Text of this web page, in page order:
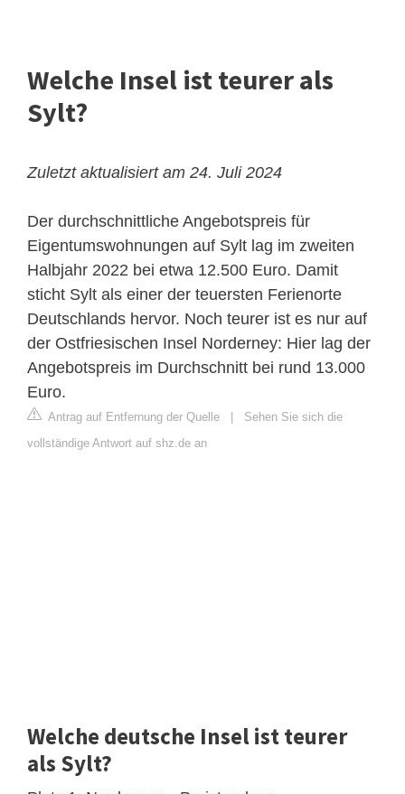
Welche Insel ist teurer als
Sylt?
Zuletzt aktualisiert am 24. Juli 2024
Der durchschnittliche Angebotspreis für
Eigentumswohnungen auf Sylt lag im zweiten
Halbjahr 2022 bei etwa 12.500 Euro. Damit
sticht Sylt als einer der teuersten Ferienorte
Deutschlands hervor. Noch teurer ist es nur auf
der Ostfriesischen Insel Norderney: Hier lag der
Angebotspreis im Durchschnitt bei rund 13.000
Euro.
Antrag auf Entfernung der Quelle
Sehen Sie sich die
vollständige Antwort auf shz.de an
Welche deutsche Insel ist teurer
als Sylt?